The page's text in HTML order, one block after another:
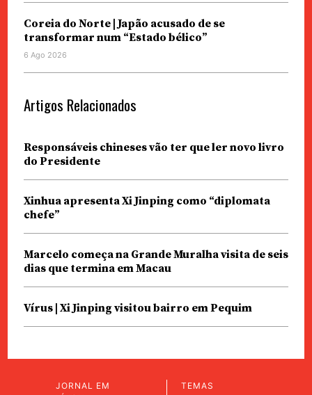
Coreia do Norte | Japão acusado de se
transformar num “Estado bélico”
6 Ago 2026
Artigos Relacionados
Responsáveis chineses vão ter que ler novo livro
do Presidente
Xinhua apresenta Xi Jinping como “diplomata
chefe”
Marcelo começa na Grande Muralha visita de seis
dias que termina em Macau
Vírus | Xi Jinping visitou bairro em Pequim
JORNAL EM
TEMAS